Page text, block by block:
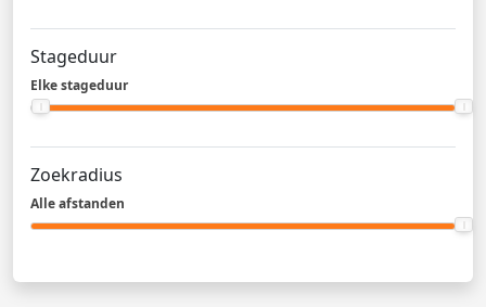
Stageduur
Elke stageduur
Zoekradius
Alle afstanden